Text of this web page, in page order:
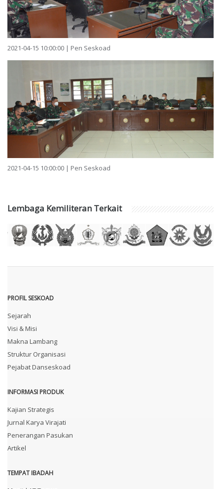
2021-04-15 10:00:00 | Pen Seskoad
2021-04-15 10:00:00 | Pen Seskoad
Lembaga Kemiliteran Terkait
PROFIL SESKOAD
Sejarah
Visi & Misi
Makna Lambang
Struktur Organisasi
Pejabat Danseskoad
INFORMASI PRODUK
Kajian Strategis
Jurnal Karya Virajati
Penerangan Pasukan
Artikel
TEMPAT IBADAH